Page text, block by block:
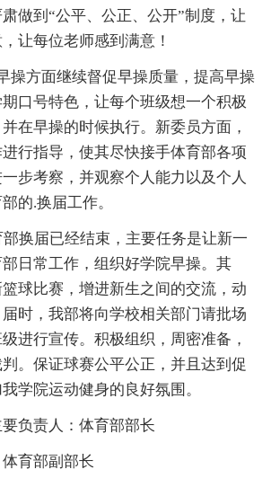
做到“公平、公正、公开”制度，让
让每位老师感到满意！
方面继续督促早操质量，提高早操
口号特色，让每个班级想一个积极
在早操的时候执行。新委员方面，
行指导，使其尽快接手体育部各项
步考察，并观察个人能力以及个人
的.换届工作。
届已经结束，主要任务是让新一
日常工作，组织好学院早操。其
球比赛，增进新生之间的交流，动
时，我部将向学校相关部门请批场
进行宣传。积极组织，周密准备，
。保证球赛公平公正，并且达到促
学院运动健身的良好氛围。
负责人：体育部部长
育部副部长